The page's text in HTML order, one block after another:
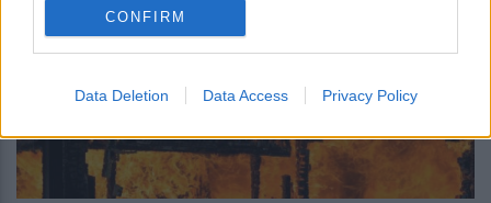
CONFIRM
Data Deletion Data Access Privacy Policy